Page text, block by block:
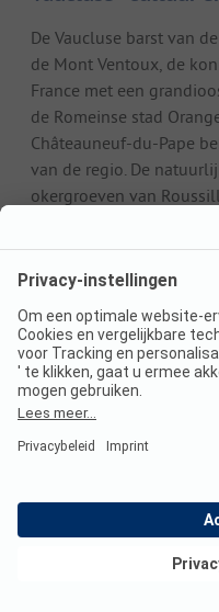
De Vaucluse barst van
de Mont Ventoux, de
France met een
de Romeinse stad
Châteauneuf-du-Pape
van de regio. De
okergroeven van
Lavendelvelden
De Provence is
lavendelvelden. De
en een subliem gezicht!
Middellandse Zee
Middellandse Zee en
hoogtepunt zijn echter
Middellandse Zee met